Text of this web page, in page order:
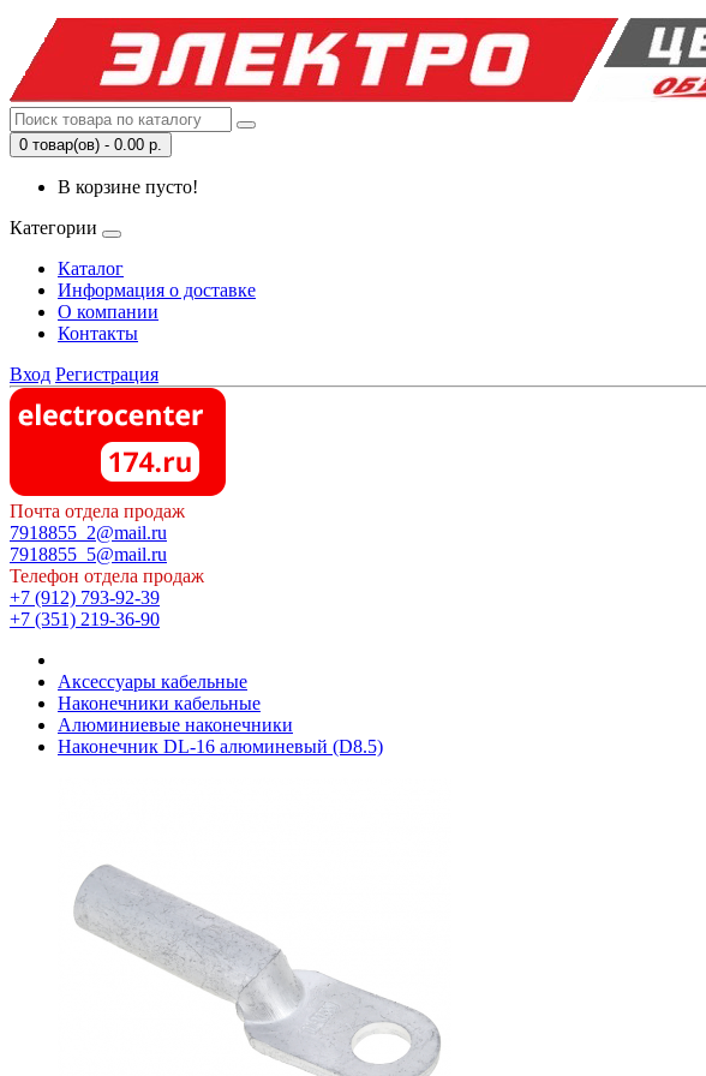
0 товар(ов) - 0.00 р.
В корзине пусто!
Категории
Каталог
Информация о доставке
О компании
Контакты
Вход Регистрация
Почта отдела продаж
7918855_2@mail.ru
7918855_5@mail.ru
Телефон отдела продаж
+7 (912) 793-92-39
+7 (351) 219-36-90
Аксессуары кабельные
Наконечники кабельные
Алюминиевые наконечники
Наконечник DL-16 алюминевый (D8.5)